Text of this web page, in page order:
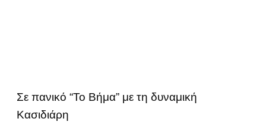
Σε πανικό “Το Βήμα” με τη δυναμική
Κασιδιάρη